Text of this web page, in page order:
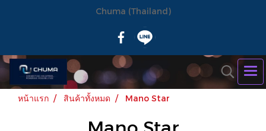
Chuma (Thailand)
หน้าแรก สินค้าทั้งหมด Mano Star